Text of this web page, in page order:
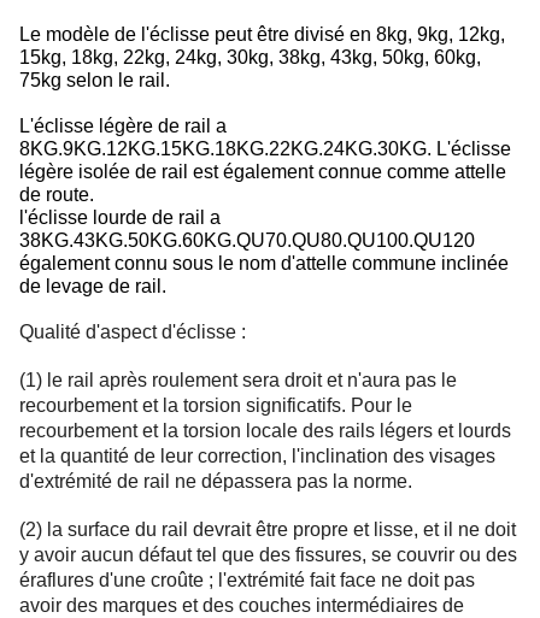
Le modèle de l'éclisse peut être divisé en 8kg, 9kg, 12kg,
15kg, 18kg, 22kg, 24kg, 30kg, 38kg, 43kg, 50kg, 60kg,
75kg selon le rail.
L'éclisse légère de rail a
8KG.9KG.12KG.15KG.18KG.22KG.24KG.30KG. L'éclisse
légère isolée de rail est également connue comme attelle
de route.
l'éclisse lourde de rail a
38KG.43KG.50KG.60KG.QU70.QU80.QU100.QU120
également connu sous le nom d'attelle commune inclinée
de levage de rail.
Qualité d'aspect d'éclisse :
(1) le rail après roulement sera droit et n'aura pas le
recourbement et la torsion significatifs. Pour le
recourbement et la torsion locale des rails légers et lourds
et la quantité de leur correction, l'inclination des visages
d'extrémité de rail ne dépassera pas la norme.
(2) la surface du rail devrait être propre et lisse, et il ne doit
y avoir aucun défaut tel que des fissures, se couvrir ou des
éraflures d'une croûte ; l'extrémité fait face ne doit pas
avoir des marques et des couches intermédiaires de